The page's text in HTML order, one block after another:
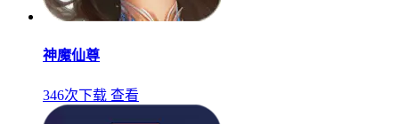
神魔仙尊
346次下载 查看